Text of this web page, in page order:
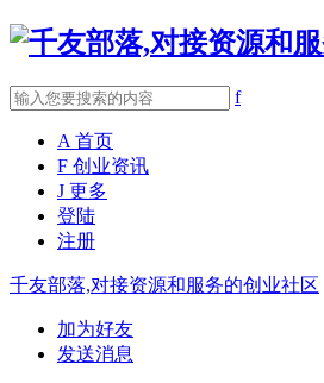
f
A 首页
F 创业资讯
J 更多
登陆
注册
千友部落,对接资源和服务的创业社区
加为好友
发送消息